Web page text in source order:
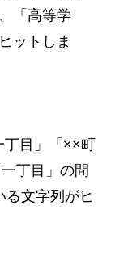
「高等学
ットしま
目」「××町
丁目」の間
る文字列がヒ